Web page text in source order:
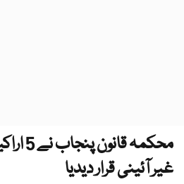
محکمہ
غیر آئینی قرار دیدیا